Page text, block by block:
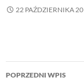
22 PAŹDZIERNIKA
Nawigacja
POPRZEDNI WPIS